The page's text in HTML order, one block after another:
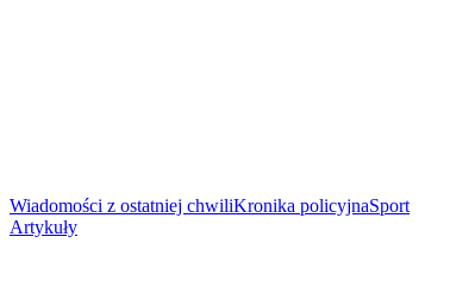
Wiadomości z ostatniej chwiliKronika policyjnaSport
Artykuły